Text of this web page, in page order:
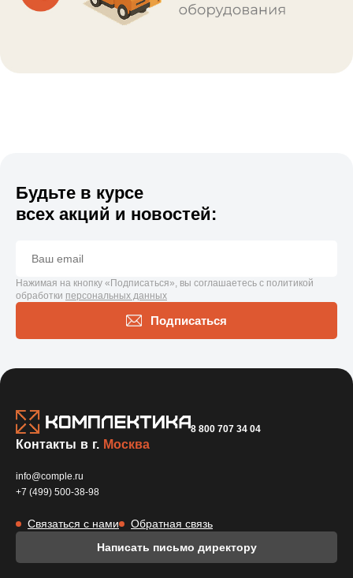
Будьте в курсе
всех акций и новостей:
Нажимая на кнопку «Подписаться», вы соглашаетесь с политикой
обработки персональных данных
Подписаться
8 800 707 34 04
Написать письмо директору
Контакты в г. Москва
info@comple.ru
+7 (499) 500-38-98
Связаться с нами Обратная связь